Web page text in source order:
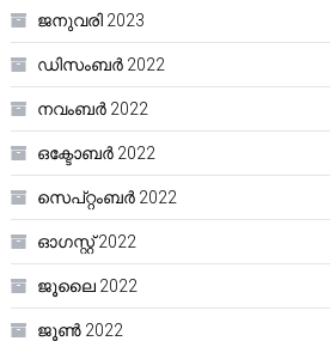
ജനുവരി 2023
ഡിസംബർ 2022
നവംബർ 2022
ഒക്ടോബർ 2022
സെപ്റ്റംബർ 2022
ഓഗസ്റ്റ്‌ 2022
ജൂലൈ 2022
ജൂൺ 2022